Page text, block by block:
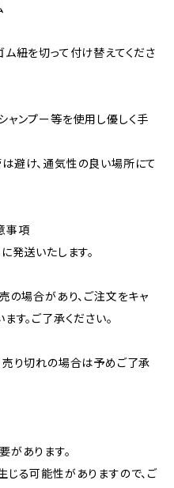
紐を切って付け替えてくださ
ャンプー等を使用し優しく手
避け、通気性の良い場所にて
事項
発送いたします。
の場合があり、ご注文をキャ
す。ご了承ください。
売り切れの場合は予めご了承
があります。
じる可能性がありますので、ご